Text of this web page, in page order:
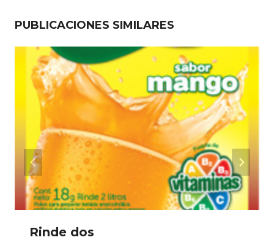
PUBLICACIONES SIMILARES
Rinde dos